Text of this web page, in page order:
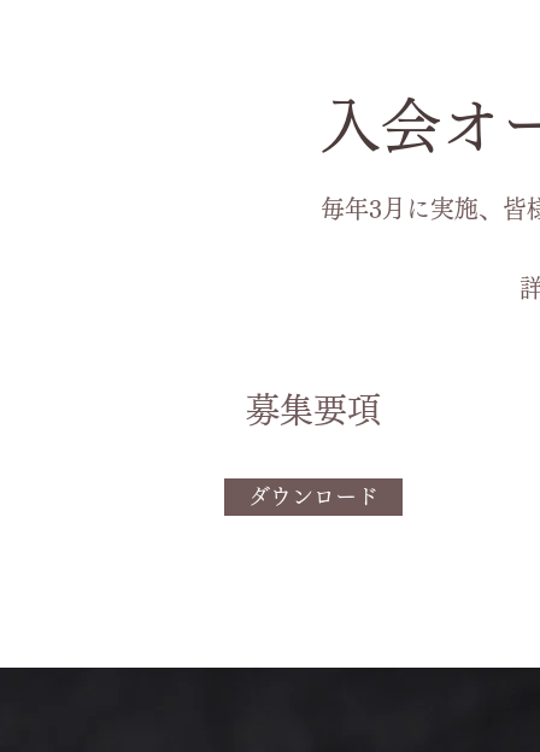
入会オ
毎年3月に実施、 皆
​​募集要項
ダウンロード